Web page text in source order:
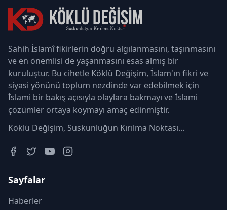
Sahih İslamî fikirlerin doğru algılanmasını, taşınmasını
ve en önemlisi de yaşanmasını esas almış bir
kuruluştur. Bu cihetle Köklü Değişim, İslam'ın fikri ve
siyasi yönünü toplum nezdinde var edebilmek için
İslami bir bakış açısıyla olaylara bakmayı ve İslami
çözümler ortaya koymayı amaç edinmiştir.
Köklü Değişim, Suskunluğun Kırılma Noktası...
Sayfalar
Haberler